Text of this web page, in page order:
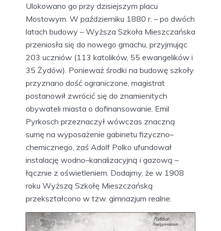
Ulokowano go przy dzisiejszym placu
Mostowym. W październiku 1880 r. – po dwóch
latach budowy – Wyższa Szkoła Mieszczańska
przeniosła się do nowego gmachu, przyjmując
203 uczniów (113 katolików, 55 ewangelików i
35 Żydów). Ponieważ środki na budowę szkoły
przyznano dość ograniczone, magistrat
postanowił zwrócić się do znamienitych
obywateli miasta o dofinansowanie. Emil
Pyrkosch przeznaczył wówczas znaczną
sumę na wyposażenie gabinetu fizyczno–
chemicznego, zaś Adolf Polko ufundował
instalację wodno–kanalizacyjną i gazową –
łącznie z oświetleniem. Dodajmy, że w 1908
roku Wyższą Szkołę Mieszczańską
przekształcono w tzw. gimnazjum realne.